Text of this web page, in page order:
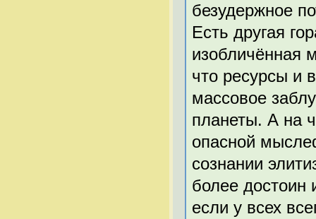
безудержное
Есть другая
изобличённая
что ресурсы и
массовое
планеты. А на
опасной
сознании
более достоин
если у всех